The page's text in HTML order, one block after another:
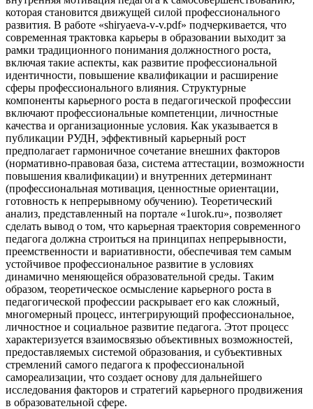
которая становится движущей силой профессионального
развития. В работе «shiryaeva-v-v.pdf» подчеркивается, что
современная трактовка карьеры в образовании выходит за
рамки традиционного понимания должностного роста,
включая такие аспекты, как развитие профессиональной
идентичности, повышение квалификации и расширение
сферы профессионального влияния. Структурные
компоненты карьерного роста в педагогической профессии
включают профессиональные компетенции, личностные
качества и организационные условия. Как указывается в
публикации РУДН, эффективный карьерный рост
предполагает гармоничное сочетание внешних факторов
(нормативно-правовая база, система аттестации, возможности
повышения квалификации) и внутренних детерминант
(профессиональная мотивация, ценностные ориентации,
готовность к непрерывному обучению). Теоретический
анализ, представленный на портале «1urok.ru», позволяет
сделать вывод о том, что карьерная траектория современного
педагога должна строиться на принципах непрерывности,
преемственности и вариативности, обеспечивая тем самым
устойчивое профессиональное развитие в условиях
динамично меняющейся образовательной среды. Таким
образом, теоретическое осмысление карьерного роста в
педагогической профессии раскрывает его как сложный,
многомерный процесс, интегрирующий профессиональное,
личностное и социальное развитие педагога. Этот процесс
характеризуется взаимосвязью объективных возможностей,
предоставляемых системой образования, и субъективных
стремлений самого педагога к профессиональной
самореализации, что создает основу для дальнейшего
исследования факторов и стратегий карьерного продвижения
в образовательной сфере.